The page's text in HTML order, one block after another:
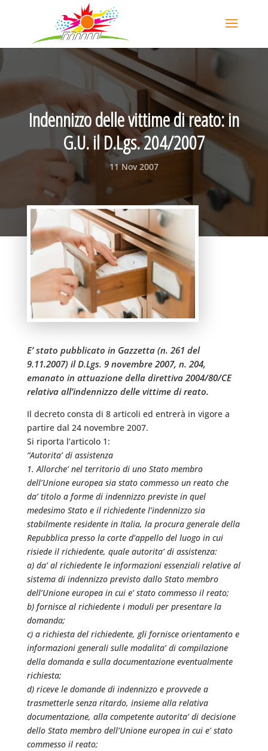
Indennizzo delle vittime di reato: in
G.U. il D.Lgs. 204/2007
11 Nov 2007
E’ stato pubblicato in Gazzetta (n. 261 del
9.11.2007) il D.Lgs. 9 novembre 2007, n. 204,
emanato in attuazione della direttiva 2004/80/CE
relativa all’indennizzo delle vittime di reato.
Il decreto consta di 8 articoli ed entrerà in vigore a
partire dal 24 novembre 2007.
Si riporta l’articolo 1:
“Autorita’ di assistenza
1. Allorche’ nel territorio di uno Stato membro
dell’Unione europea sia stato commesso un reato che
da’ titolo a forme di indennizzo previste in quel
medesimo Stato e il richiedente l’indennizzo sia
stabilmente residente in Italia, la procura generale della
Repubblica presso la corte d’appello del luogo in cui
risiede il richiedente, quale autorita’ di assistenza:
a) da’ al richiedente le informazioni essenziali relative al
sistema di indennizzo previsto dallo Stato membro
dell’Unione europea in cui e’ stato commesso il reato;
b) fornisce al richiedente i moduli per presentare la
domanda;
c) a richiesta del richiedente, gli fornisce orientamento e
informazioni generali sulle modalita’ di compilazione
della domanda e sulla documentazione eventualmente
richiesta;
d) riceve le domande di indennizzo e provvede a
trasmetterle senza ritardo, insieme alla relativa
documentazione, alla competente autorita’ di decisione
dello Stato membro dell’Unione europea in cui e’ stato
commesso il reato;